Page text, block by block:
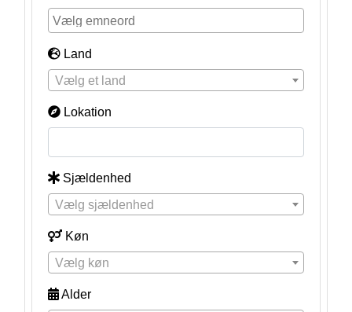
Land
Vælg et land
Lokation
Sjældenhed
Vælg sjældenhed
Køn
Vælg køn
Alder